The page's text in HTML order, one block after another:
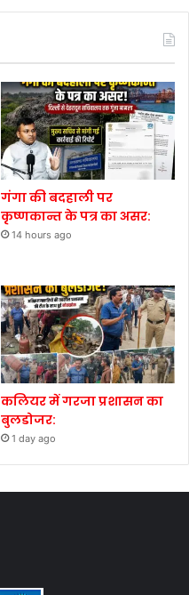
गंगा की बदहाली पर
कृष्णकान्त के पत्र का असर:
14 hours ago
कलियर में गरजा प्रशासन का
बुलडोजर:
1 day ago